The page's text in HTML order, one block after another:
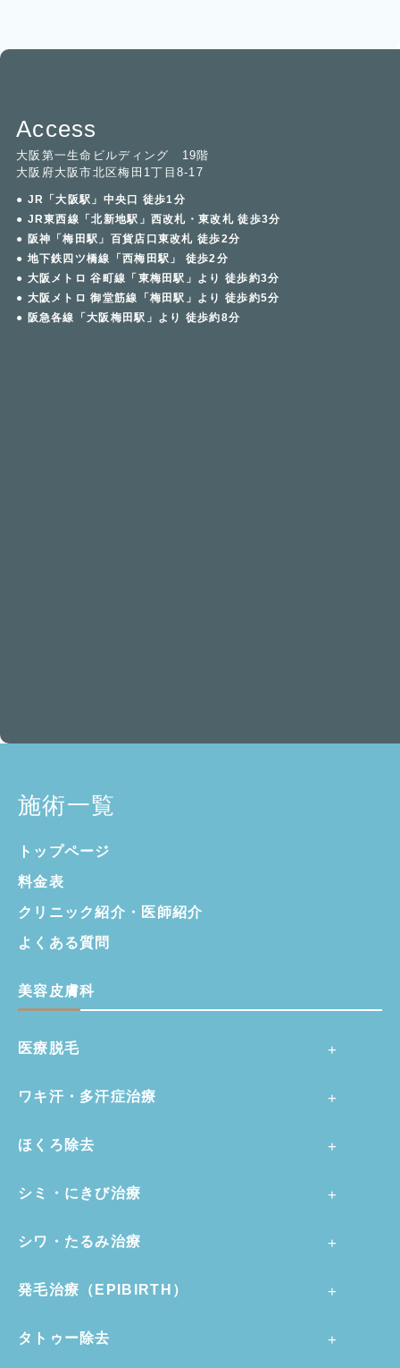
Access
大阪第一生命ビルディング 19階
大阪府大阪市北区梅田1丁目8-17
● JR「大阪駅」中央口 徒歩1分
● JR東西線「北新地駅」西改札・東改札 徒歩3分
● 阪神「梅田駅」百貨店口東改札 徒歩2分
● 地下鉄四ツ橋線「西梅田駅」 徒歩2分
● 大阪メトロ 谷町線「東梅田駅」より 徒歩約3分
● 大阪メトロ 御堂筋線「梅田駅」より 徒歩約5分
● 阪急各線「大阪梅田駅」より 徒歩約8分
施術一覧
トップページ
料金表
クリニック紹介・ 医師紹介
よくある質問
美容皮膚科
医療脱毛
ワキ汗・多汗症治療
ほくろ除去
シミ・にきび治療
シワ・たるみ治療
発毛治療（EPIBIRTH）
タトゥー除去